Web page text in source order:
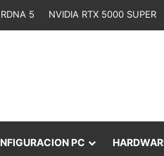
RDNA 5 NVIDIA RTX 5000 SUPER
PC